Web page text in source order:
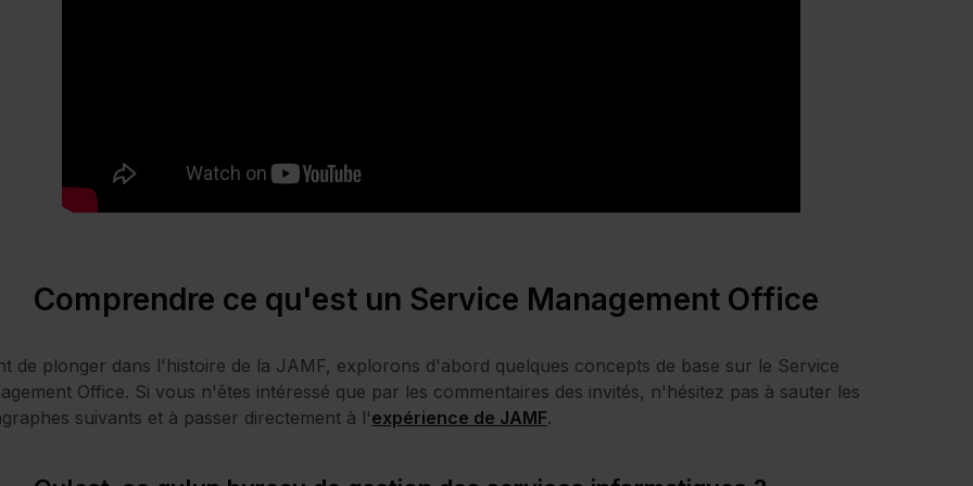
Comprendre ce qu'est un Service Management Office
de plonger dans l'histoire de la JAMF, explorons d'abord quelques concepts de base sur le Service
Office. Si vous n'êtes intéressé que par les commentaires des invités, n'hésitez pas à sauter les
suivants et à passer directement à l'expérience de JAMF.